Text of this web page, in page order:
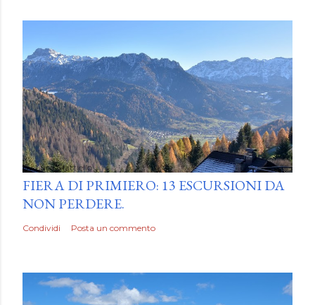
byLuca Mattiello
FIERA DI PRIMIERO: 13 ESCURSIONI DA
NON PERDERE.
Condividi Posta un commento